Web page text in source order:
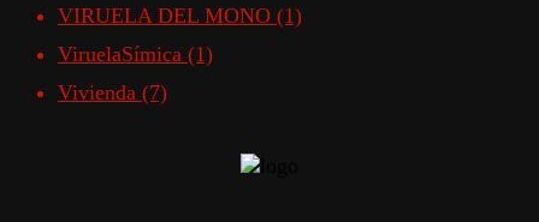
VIRUELA DEL MONO (1)
ViruelaSímica (1)
Vivienda (7)